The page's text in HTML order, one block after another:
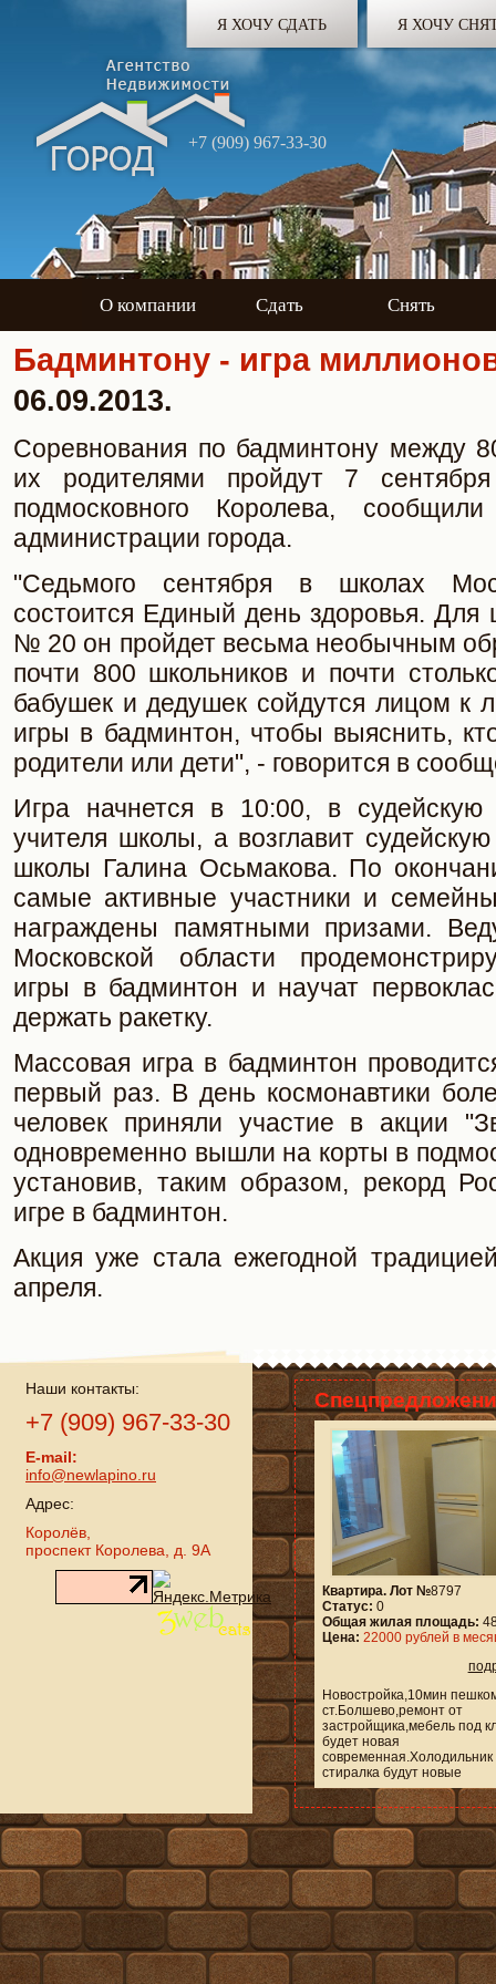
Я ХОЧУ СДАТЬ Я ХОЧУ
+7 (909) 967-33-30
О компании Сдать Снять
Бадминтону - игра
06.09.2013.
Соревнования по бадминтону между
их родителями пройдут 7
подмосковного Королева,
администрации города.
"Седьмого сентября в школах
состоится Единый день здоровья. Для
№ 20 он пройдет весьма необычным
почти 800 школьников и почти
бабушек и дедушек сойдутся лицом к
игры в бадминтон, чтобы выяснить,
родители или дети", - говорится в
Игра начнется в 10:00, в судейскую
учителя школы, а возглавит
школы Галина Осьмакова. По
самые активные участники и
награждены памятными призами.
Московской области
игры в бадминтон и научат
держать ракетку.
Массовая игра в бадминтон
первый раз. В день космонавтики
человек приняли участие в акции
одновременно вышли на корты в
установив, таким образом, рекорд
игре в бадминтон.
Акция уже стала ежегодной
апреля.
Наши контакты:
+7 (909) 967-33-30
E-mail:
info@newlapino.ru
Адрес:
Королёв,
проспект Королева, д. 9А
Квартира. Лот №8797
Статус: 0
Общая жилая площадь:
Цена: 22000 рублей в
Новостройка,10мин
ст.Болшево,ремонт от
застройщика,мебель под
будет новая
современная.Холодильник
стиралка будут новые